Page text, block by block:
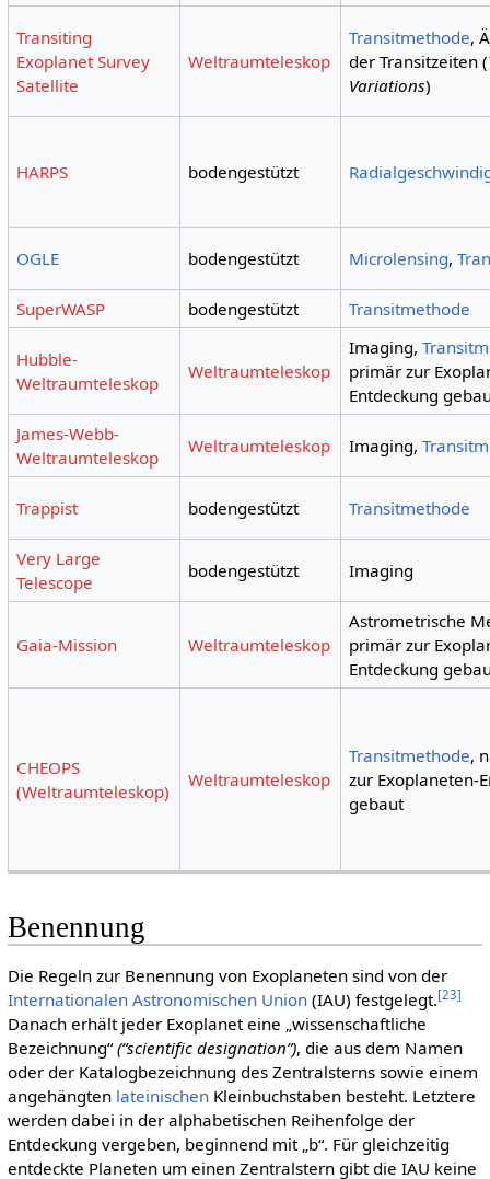
Transiting
Exoplanet Survey
Satellite
Weltraumteleskop
Transitmethode,
der Transitzeiten (
Variations)
HARPS bodengestützt
OGLE bodengestützt Microlensing,
SuperWASP bodengestützt Transitmethode
Hubble-
Weltraumteleskop
Weltraumteleskop
Imaging,
primär zur
Entdeckung
James-Webb-
Weltraumteleskop
Weltraumteleskop Imaging,
Trappist bodengestützt Transitmethode
Very Large
Telescope
bodengestützt Imaging
Gaia-Mission Weltraumteleskop
Astrometrische
primär zur
Entdeckung
CHEOPS
(Weltraumteleskop)
Weltraumteleskop
Transitmethode,
zur Exoplaneten-
gebaut
Benennung
Die Regeln zur Benennung von Exoplaneten sind von der
Internationalen Astronomischen Union(IAU) festgelegt.[23]
Danach erhält jeder Exoplanet eine „wissenschaftliche
Bezeichnung“(“scientific designation”), die aus dem Namen
oder der Katalogbezeichnung des Zentralsterns sowie einem
angehängten lateinischenKleinbuchstaben besteht. Letztere
werden dabei in der alphabetischen Reihenfolge der
Entdeckung vergeben, beginnend mit „b“. Für gleichzeitig
entdeckte Planeten um einen Zentralstern gibt die IAU keine